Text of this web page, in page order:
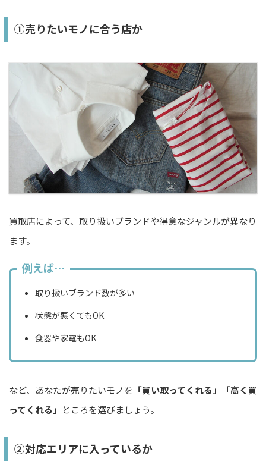
①売りたいモノに合う店か
買取店によって、取り扱いブランドや得意なジャンルが異なり
ます。
例えば…
取り扱いブランド数が多い
状態が悪くてもOK
食器や家電もOK
など、あなたが売りたいモノを 「買い取ってくれる」「高く買
ってくれる」 ところを選びましょう。
②対応エリアに入っているか